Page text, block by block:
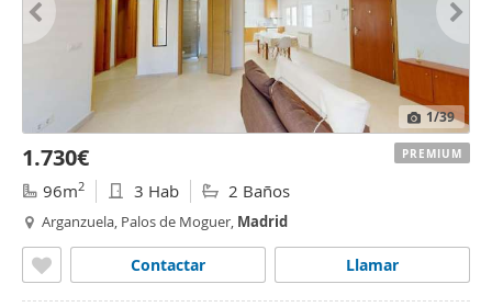
1/39
1.730€
96m2 3 Hab 2 Baños
Arganzuela, Palos de Moguer, Madrid
Llamar
Contactar
PREMIUM